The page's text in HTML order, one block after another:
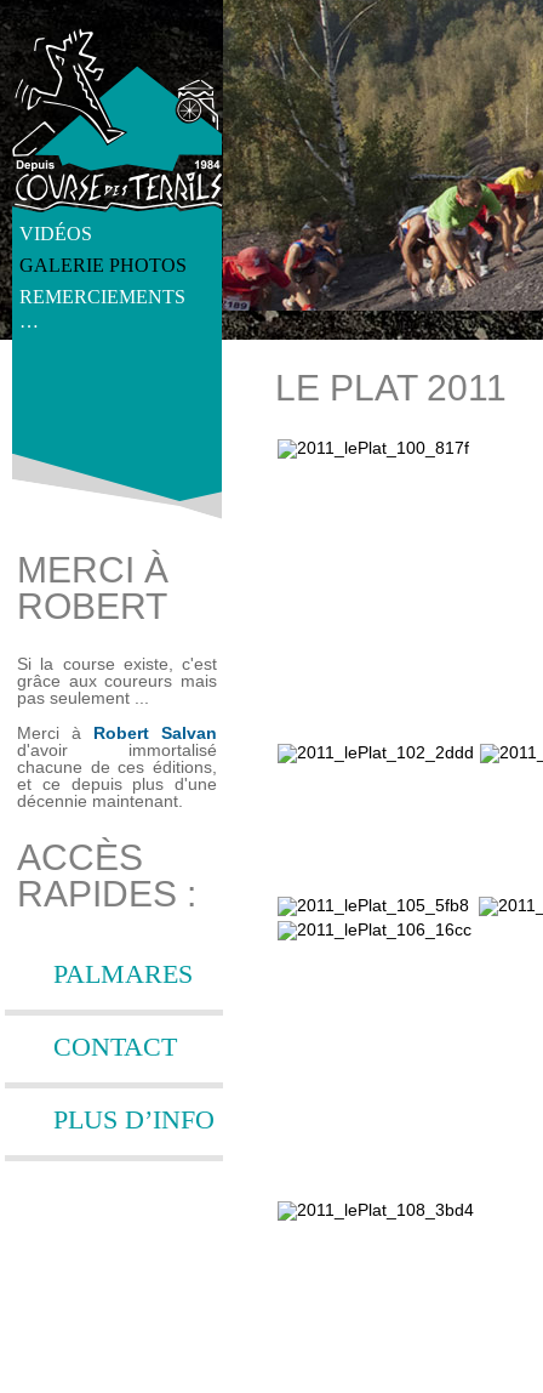
VIDÉOS
GALERIE PHOTOS
REMERCIEMENTS
…
get_post_meta(get_the_ID(), 'thumb', true) ?>
MERCI À
ROBERT
Si la course existe, c'est
grâce aux coureurs mais
pas seulement ...
Merci à Robert Salvan
d'avoir immortalisé
chacune de ces éditions,
et ce depuis plus d'une
décennie maintenant.
ACCÈS
RAPIDES :
PALMARES
CONTACT
PLUS D’INFO
LE PLAT 2011